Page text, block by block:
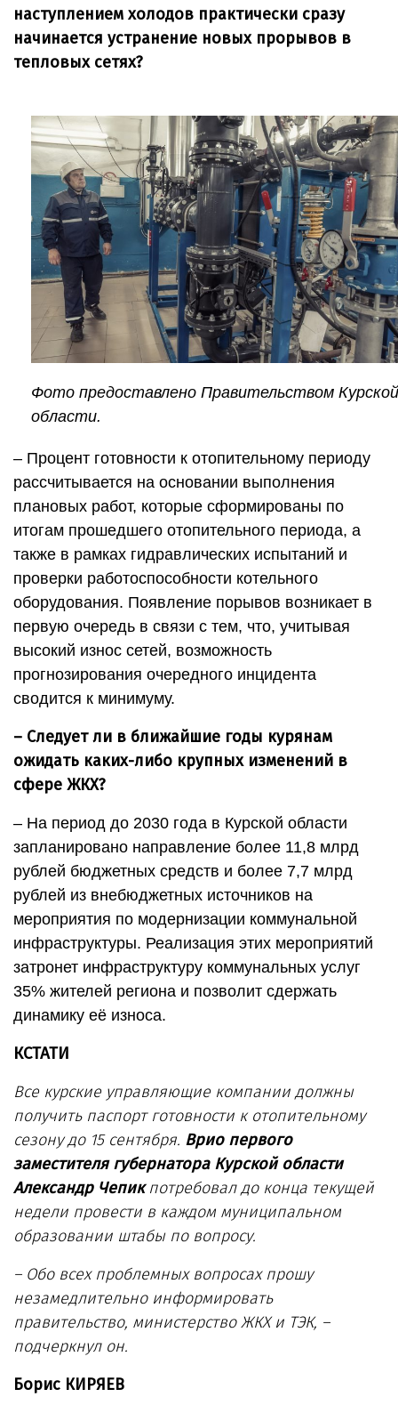
наступлением холодов практически сразу
начинается устранение новых прорывов в
тепловых сетях?
Фото предоставлено Правительством Курской
области.
– Процент готовности к отопительному периоду
рассчитывается на основании выполнения
плановых работ, которые сформированы по
итогам прошедшего отопительного периода, а
также в рамках гидравлических испытаний и
проверки работоспособности котельного
оборудования. Появление порывов возникает в
первую очередь в связи с тем, что, учитывая
высокий износ сетей, возможность
прогнозирования очередного инцидента
сводится к минимуму.
– Следует ли в ближайшие годы курянам
ожидать каких-либо крупных изменений в
сфере ЖКХ?
– На период до 2030 года в Курской области
запланировано направление более 11,8 млрд
рублей бюджетных средств и более 7,7 млрд
рублей из внебюджетных источников на
мероприятия по модернизации коммунальной
инфраструктуры. Реализация этих мероприятий
затронет инфраструктуру коммунальных услуг
35% жителей региона и позволит сдержать
динамику её износа.
КСТАТИ
Все курские управляющие компании должны
получить паспорт готовности к отопительному
сезону до 15 сентября. Врио первого
заместителя губернатора Курской области
Александр Чепикпотребовал до конца текущей
недели провести в каждом муниципальном
образовании штабы по вопросу.
– Обо всех проблемных вопросах прошу
незамедлительно информировать
правительство, министерство ЖКХ и ТЭК, –
подчеркнул он.
Борис КИРЯЕВ